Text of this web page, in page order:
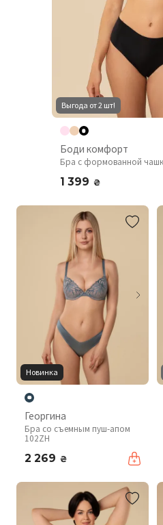
Выгода от 2 шт!
Боди комфорт
Бра с формованной
1 399 ₴
Новинка
Георгина
Бра со съемным пуш-апом
102ZH
2 269 ₴